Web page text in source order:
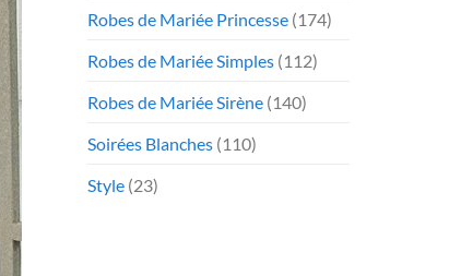
Robes de Mariée Princesse (174)
Robes de Mariée Simples (112)
Robes de Mariée Sirène (140)
Soirées Blanches (110)
Style (23)